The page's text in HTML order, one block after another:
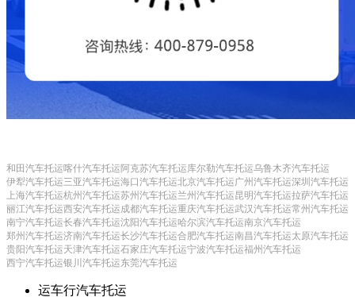
和田汽车托运喀什汽车托运阿克苏汽车托运库尔勒汽车托运乌鲁木齐汽车托运
伊犁汽车托运三亚汽车托运海口汽车托运北京汽车托运广州汽车托运深圳汽车托运
上海汽车托运杭州汽车托运苏州汽车托运兰州汽车托运昆明汽车托运拉萨汽车托运
丽江汽车托运西安汽车托运成都汽车托运重庆汽车托运武汉汽车托运常州汽车托运
南宁汽车托运长春汽车托运沈阳汽车托运哈尔滨汽车托运南京汽车托运
郑州汽车托运济南汽车托运长沙汽车托运合肥汽车托运南昌汽车托运太原汽车托运
贵阳汽车托运天津汽车托运石家庄汽车托运宁波汽车托运福州汽车托运
西宁汽车托运银川汽车托运东莞汽车托运
运车行汽车托运